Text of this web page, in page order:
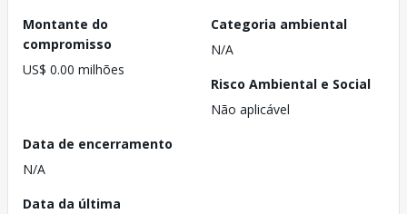
Montante do
compromisso
US$ 0.00 milhões
Categoria ambiental
N/A
Risco Ambiental e Social
Não aplicável
Data de encerramento
N/A
Data da última